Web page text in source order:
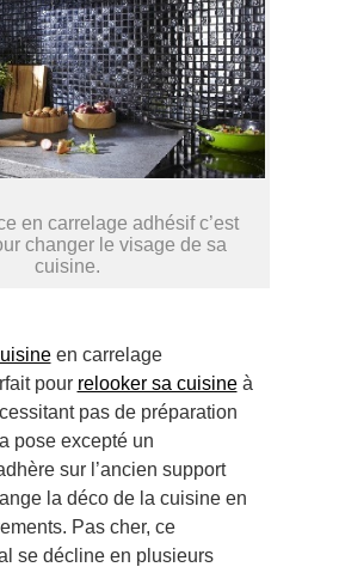
en carrelage adhésif c’est
changer le visage de sa
cuisine.
en carrelage
pour relooker sa cuisineà
pas de préparation
pose excepté un
sur l’ancien support
la déco de la cuisine en
Pas cher, ce
se décline en plusieurs